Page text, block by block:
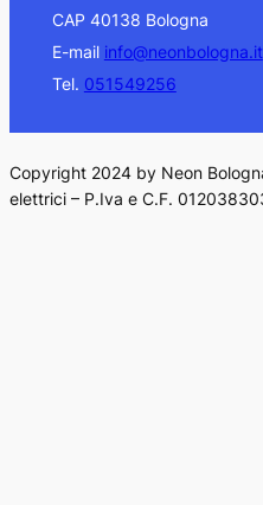
CAP 40138 Bologna
E-mail info@neonbologna.it
Tel. 051549256
Copyright 2024 by Neon
elettrici – P.Iva e C.F.